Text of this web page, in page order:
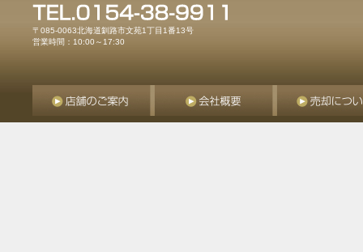
〒085-0063北海道釧路市文苑1丁目1番13号
営業時間：10:00～17:30